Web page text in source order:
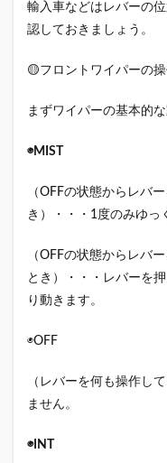
輸入車などはレバーの
認しておきましょう。
🟡フロントワイパーの
まずワイパーの基本的
◉MIST
（OFFの状態からレバ
き）・・・1度のみゆっ
（OFFの状態からレバ
とき）・・・レバーを
り動きます。
◉OFF
（レバーを何も操作し
ません。
◉INT